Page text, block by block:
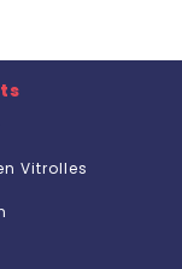
Vitrolles